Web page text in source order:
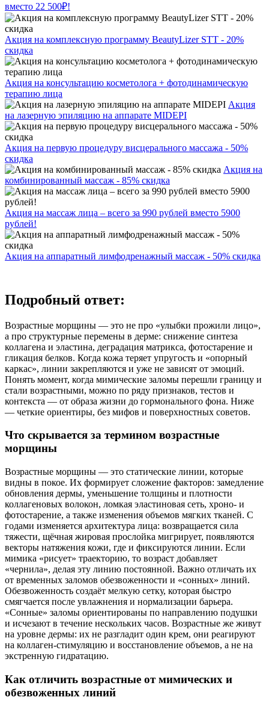
вместо 22 500₽!
Акция на комплексную программу BeautyLizer STT - 20%
скидка
Акция на консультацию косметолога + фотодинамическую
терапию лица
Акция
на лазерную эпиляцию на аппарате MIDEPI
Акция на первую процедуру висцерального массажа - 50%
скидка
Акция на
комбинированный массаж - 85% скидка
Акция на массаж лица – всего за 990 рублей вместо 5900
рублей!
Акция на аппаратный лимфодренажный массаж - 50% скидка
Подробный ответ:
Возрастные морщины — это не про «улыбки прожили лицо»,
а про структурные перемены в дерме: снижение синтеза
коллагена и эластина, деградация матрикса, фотостарение и
гликация белков. Когда кожа теряет упругость и «опорный
каркас», линии закрепляются и уже не зависят от эмоций.
Понять момент, когда мимические заломы перешли границу и
стали возрастными, можно по ряду признаков, тестов и
контекста — от образа жизни до гормонального фона. Ниже
— четкие ориентиры, без мифов и поверхностных советов.
Что скрывается за термином возрастные
морщины
Возрастные морщины — это статические линии, которые
видны в покое. Их формирует сложение факторов: замедление
обновления дермы, уменьшение толщины и плотности
коллагеновых волокон, ломкая эластиновая сеть, хроно- и
фотостарение, а также изменения объемов мягких тканей. С
годами изменяется архитектура лица: возвращается сила
тяжести, щёчная жировая прослойка мигрирует, появляются
векторы натяжения кожи, где и фиксируются линии. Если
мимика «рисует» траекторию, то возраст добавляет
«чернила», делая эту линию постоянной. Важно отличать их
от временных заломов обезвоженности и «сонных» линий.
Обезвоженность создаёт мелкую сетку, которая быстро
смягчается после увлажнения и нормализации барьера.
«Сонные» заломы ориентированы по направлению подушки
и исчезают в течение нескольких часов. Возрастные же живут
на уровне дермы: их не разгладит один крем, они реагируют
на коллаген-стимуляцию и восстановление объемов, а не на
экстренную гидратацию.
Как отличить возрастные от мимических и
обезвоженных линий